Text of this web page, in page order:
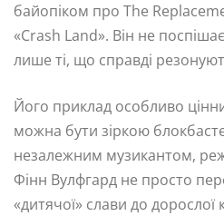
байопіком про The
«Crash Land». Він не
лише ті, що справді
Його приклад особливо
можна бути зіркою
незалежним музикантом,
Фінн Вулфгард не просто
«дитячої» слави до дорослої